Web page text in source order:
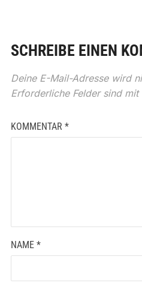
SCHREIBE EINEN
Deine E-Mail-Adresse wird
Erforderliche Felder sind mit
KOMMENTAR *
NAME *